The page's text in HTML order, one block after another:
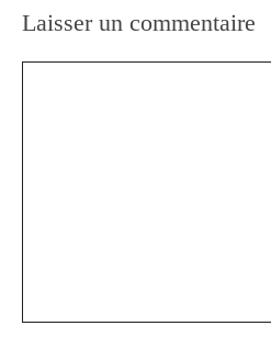
Laisser un commentaire